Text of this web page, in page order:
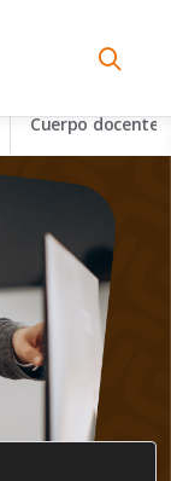
Cuerpo docente